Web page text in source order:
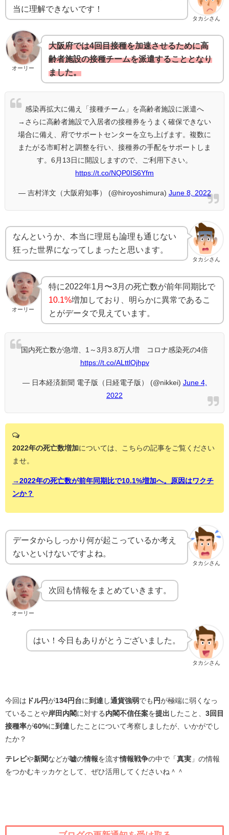
タカシさん
当に理解できないです！
オーリー
大阪府では4回目接種を加速させるために高
齢者施設の接種チームを派遣することとなり
ました。
感染再拡大に備え「接種チーム」を高齢者施設に派遣へ
→さらに高齢者施設で入居者の接種券をうまく確保できない
場合に備え、府でサポートセンターを立ち上げます。複数に
またがる市町村と調整を行い、接種券の手配をサポートしま
す。6月13日に開設しますので、ご利用下さい。
https://t.co/NQP0IS6Yfm
— 吉村洋文（大阪府知事） (@hiroyoshimura) June 8, 2022
タカシさん
なんというか、本当に理屈も論理も通じない
狂った世界になってしまったと思います。
オーリー
特に2022年1月〜3月の死亡数が前年同期比で
10.1%増加しており、明らかに異常であるこ
とがデータで見えています。
国内死亡数が急増、1～3月3.8万人増 コロナ感染死の4倍
https://t.co/ALttlOjhpv
— 日本経済新聞 電子版（日経電子版） (@nikkei) June 4,
2022
2022年の死亡数増加については、こちらの記事をご覧ください
ませ。
→2022年の死亡数が前年同期比で10.1%増加へ。原因はワクチ
ンか？
タカシさん
データからしっかり何が起こっているか考え
ないといけないですよね。
オーリー
次回も情報をまとめていきます。
タカシさん
はい！今日もありがとうございました。
今回は ドル円が134円台に到達 し通貨強弱でも 円が極端に弱くなっ
ていることや岸田内閣に対する 内閣不信任案を提出 したこと、 3回目
接種率が60%に到達 したことについて考察しましたが、いかがでし
たか？
テレビや新聞などが嘘の情報を流す情報戦争の中で「 真実 」の情報
をつかむキッカケとして、ぜひ活用してくださいね＾＾